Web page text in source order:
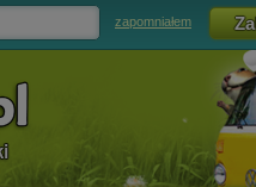
zapomniałem